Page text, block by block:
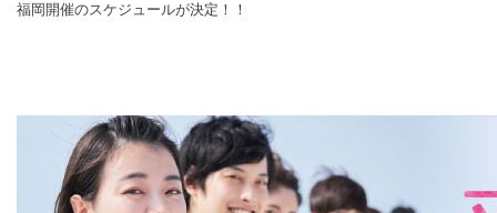
福岡開催のスケジュールが決定！！